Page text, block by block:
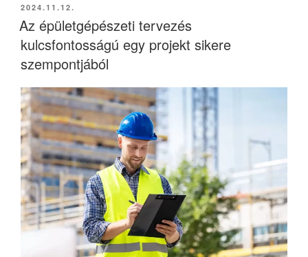
BEKÜLDVE:
2024.11.12.
Az épületgépészeti tervezés
kulcsfontosságú egy projekt sikere
szempontjából